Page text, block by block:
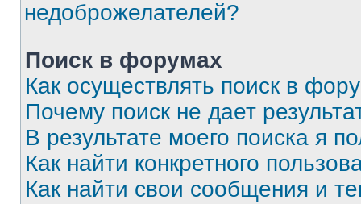
недоброжелателей?
Поиск в форумах
Как осуществлять поиск в
Почему поиск не дает
В результате моего поиска я
Как найти конкретного
Как найти свои сообщения и